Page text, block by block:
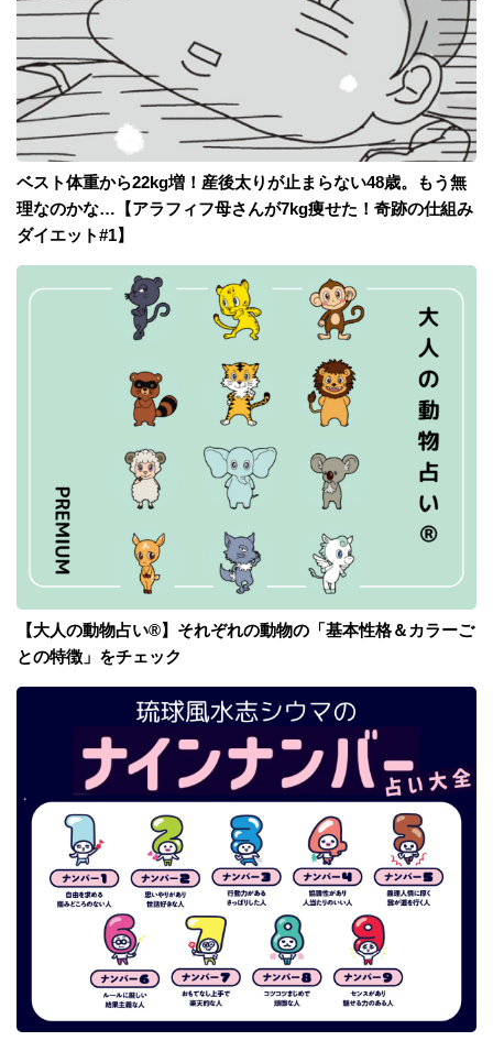
ベスト体重から22kg増！産後太りが止まらない48歳。もう無
理なのかな…【アラフィフ母さんが7kg痩せた！奇跡の仕組み
ダイエット#1】
【大人の動物占い®】それぞれの動物の「基本性格＆カラーご
との特徴」をチェック